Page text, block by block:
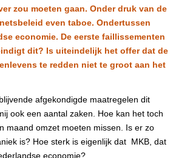
zou moeten gaan. Onder druk van de
even taboe. Ondertussen
economie. De eerste faillissementen
dit? Is uiteindelijk het offer dat de
te redden niet te groot aan het
afgekondigde maatregelen dit
ook een aantal zaken. Hoe kan het toch
maand omzet moeten missen. Is er zo
is? Hoe sterk is eigenlijk dat MKB, dat
economie?